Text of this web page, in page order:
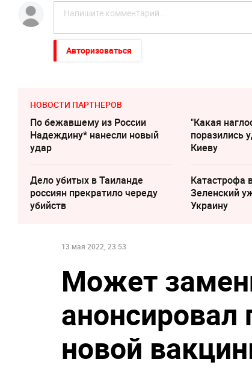
Авторизоваться
НОВОСТИ ПАРТНЕРОВ
По бежавшему из России
Надеждину* нанесли новый
удар
"Какая
поразились
Киеву
Дело убитых в Таиланде
россиян прекратило череду
убийств
Катастрофа
Зеленский
Украину
13 мая 2022, 23:53
Может
анонсировал
новой